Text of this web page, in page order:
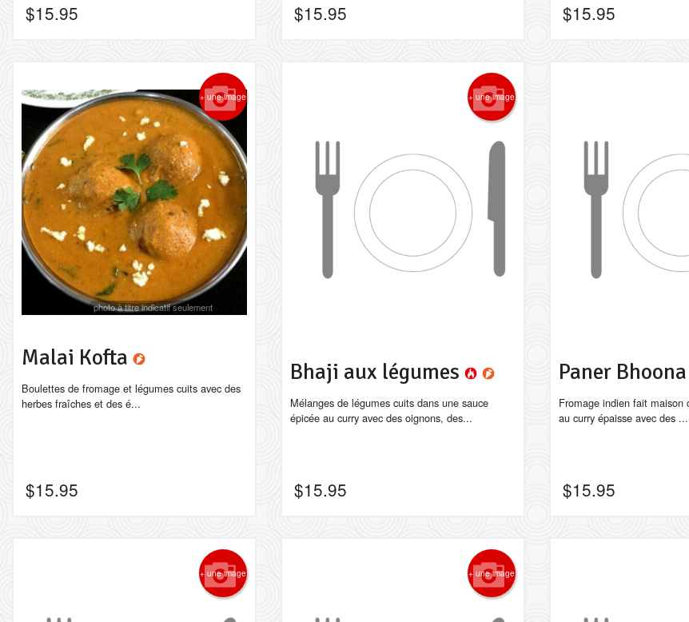
$15.95 $15.95 $15.95
+ une image
photo à titre indicatif seulement
Malai Kofta
Boulettes de fromage et légumes cuits avec des
herbes fraîches et des é...
$15.95
+ une image
Bhaji aux légumes
Mélanges de légumes cuits dans une sauce
épicée au curry avec des oignons, des...
$15.95
Paner Bhoona
Fromage indien fait maison
au curry épaisse avec des ...
$15.95
+ une image + une image